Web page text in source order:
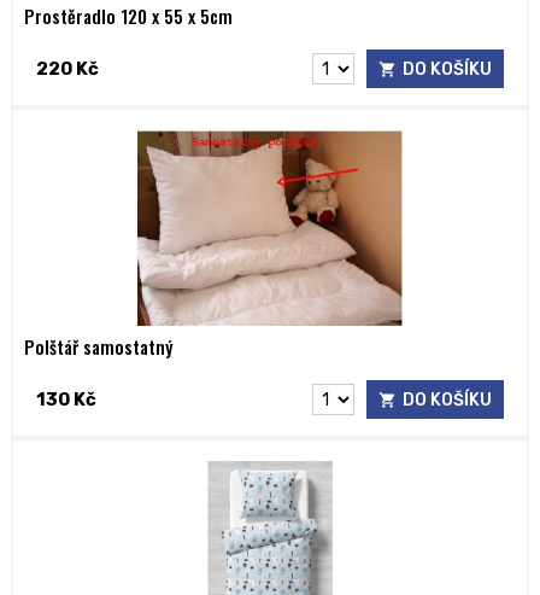
Prostěradlo 120 x 55 x 5cm
220 Kč DO KOŠÍKU
Polštář samostatný
130 Kč DO KOŠÍKU